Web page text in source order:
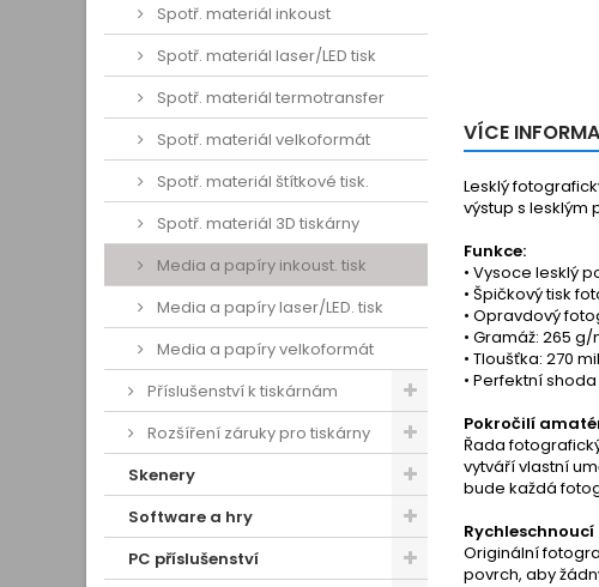
Spotř. materiál inkoust
Spotř. materiál laser/LED tisk
Spotř. materiál termotransfer
Spotř. materiál velkoformát
Spotř. materiál štítkové tisk.
Spotř. materiál 3D tiskárny
Media a papíry inkoust. tisk
Media a papíry laser/LED. tisk
Media a papíry velkoformát
Příslušenství k tiskárnám
Rozšíření záruky pro tiskárny
Skenery
Software a hry
PC příslušenství
VÍCE
Lesklý
výstup s lesklým
Funkce:
• Vysoce lesklý
• Špičkový tisk
• Opravdový
• Gramáž: 265 g/
• Tloušťka: 270
• Perfektní
Pokročilí
Řada
vytváří vlastní
bude každá
Originální
povrch, aby